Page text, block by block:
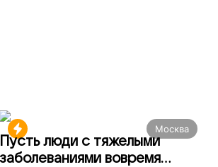
Москва
Пусть люди с тяжелыми
заболеваниями вовремя